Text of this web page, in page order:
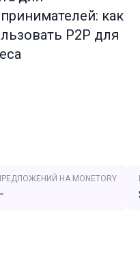
как
P2P для
НА MONETORY